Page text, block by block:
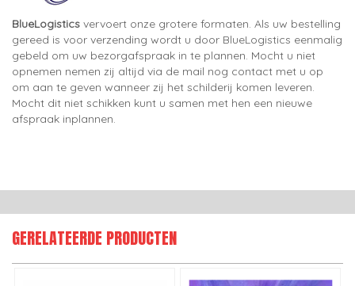
BlueLogistics vervoert onze grotere formaten. Als uw bestelling
gereed is voor verzending wordt u door BlueLogistics eenmalig
gebeld om uw bezorgafspraak in te plannen. Mocht u niet
opnemen nemen zij altijd via de mail nog contact met u op
om aan te geven wanneer zij het schilderij komen leveren.
Mocht dit niet schikken kunt u samen met hen een nieuwe
afspraak inplannen.
GERELATEERDE PRODUCTEN